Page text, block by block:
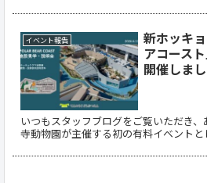
イベント報告
新ホッキ
アコース
開催しまし
いつもスタッフブログをご覧いただき
寺動物園が主催する初の有料イベントと